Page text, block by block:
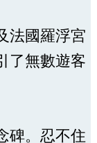
法國羅浮宮
了無數遊客
碑。忍不住